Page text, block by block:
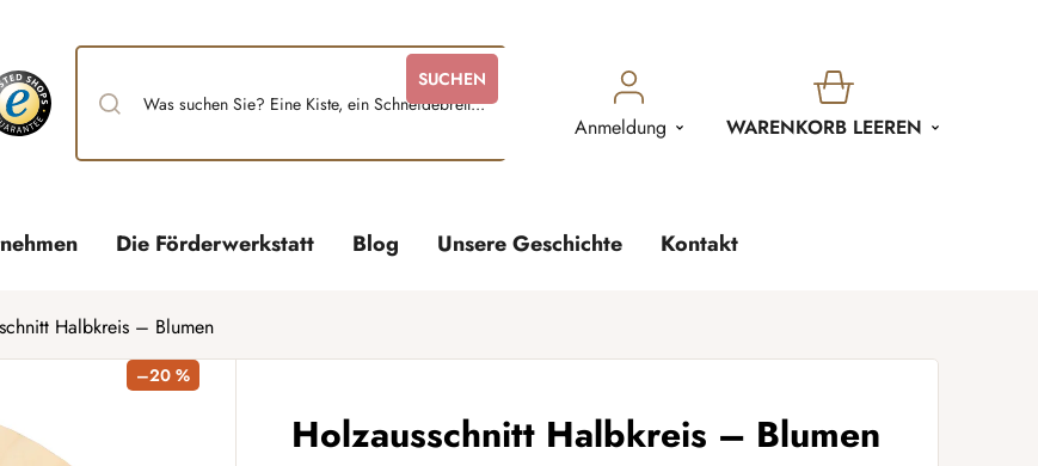
SUCHEN
Anmeldung
WARENKORB
WARENKORB LEEREN
Die Förderwerkstatt Blog Unsere Geschichte Kontakt
Halbkreis – Blumen
Holzausschnitt Halbkreis – Blumen
–20 %